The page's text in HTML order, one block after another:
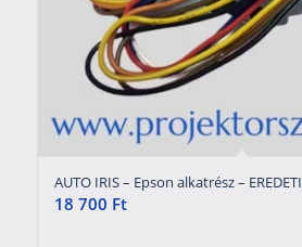
AUTO IRIS – Epson alkatrész – EREDETI
18 700 Ft